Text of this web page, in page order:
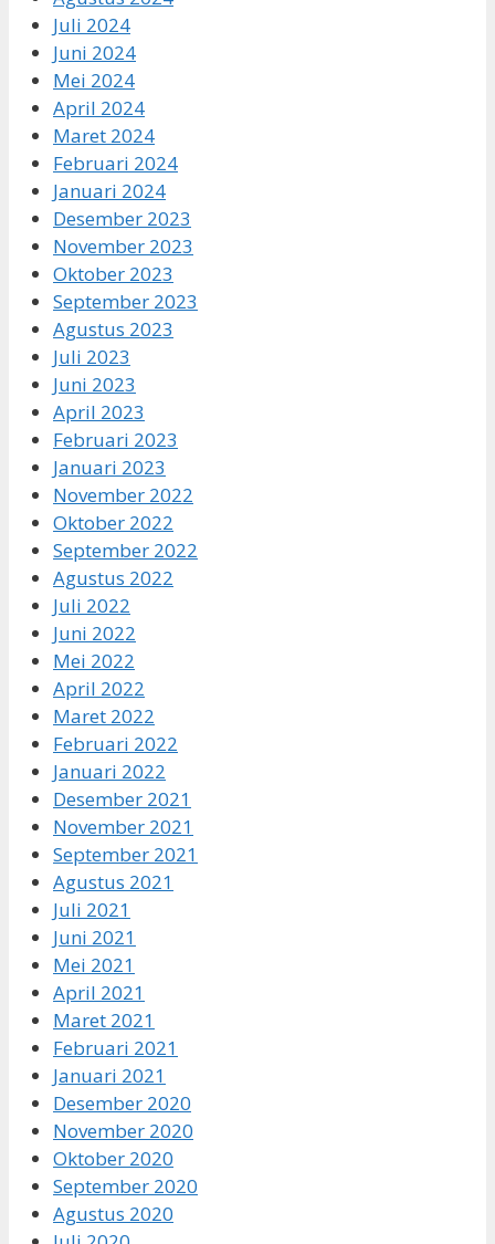
Juli 2024
Juni 2024
Mei 2024
April 2024
Maret 2024
Februari 2024
Januari 2024
Desember 2023
November 2023
Oktober 2023
September 2023
Agustus 2023
Juli 2023
Juni 2023
April 2023
Februari 2023
Januari 2023
November 2022
Oktober 2022
September 2022
Agustus 2022
Juli 2022
Juni 2022
Mei 2022
April 2022
Maret 2022
Februari 2022
Januari 2022
Desember 2021
November 2021
September 2021
Agustus 2021
Juli 2021
Juni 2021
Mei 2021
April 2021
Maret 2021
Februari 2021
Januari 2021
Desember 2020
November 2020
Oktober 2020
September 2020
Agustus 2020